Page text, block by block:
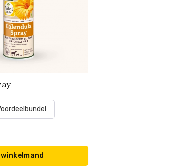
winkelmand